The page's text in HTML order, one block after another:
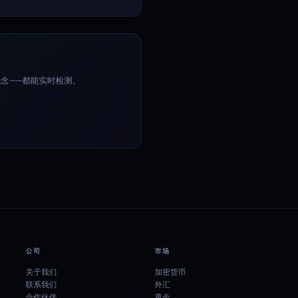
——都能实时检测。
公司
关于我们
联系我们
市场
加密货币
外汇